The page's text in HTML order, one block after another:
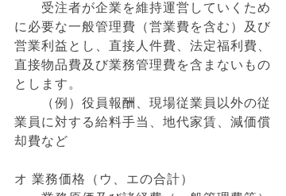
受注者が企業を維持運営していくため
に必要な一般管理費（営業費を含む）及び
営業利益とし、直接人件費、法定福利費、
直接物品費及び業務管理費を含まないもの
とします。
（例）役員報酬、現場従業員以外の従
業員に対する給料手当、地代家賃、減価償
却費など
オ 業務価格（ウ、エの合計）